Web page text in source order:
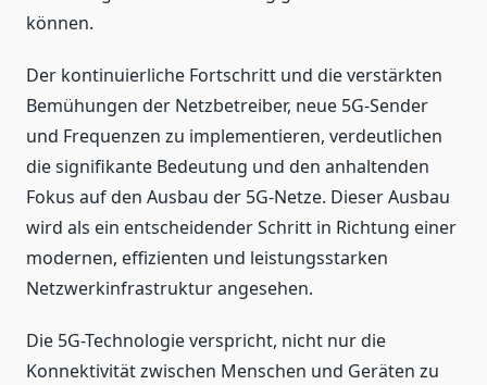
können.
Der kontinuierliche Fortschritt und die verstärkten
Bemühungen der Netzbetreiber, neue 5G-Sender
und Frequenzen zu implementieren, verdeutlichen
die signifikante Bedeutung und den anhaltenden
Fokus auf den Ausbau der 5G-Netze. Dieser Ausbau
wird als ein entscheidender Schritt in Richtung einer
modernen, effizienten und leistungsstarken
Netzwerkinfrastruktur angesehen.
Die 5G-Technologie verspricht, nicht nur die
Konnektivität zwischen Menschen und Geräten zu